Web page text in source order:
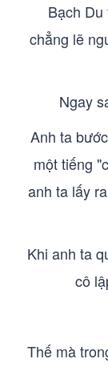
Bạch
chẳng lẽ
Ngay
Anh ta
một tiếng
anh ta lấy
Khi anh ta
cô
Thế mà